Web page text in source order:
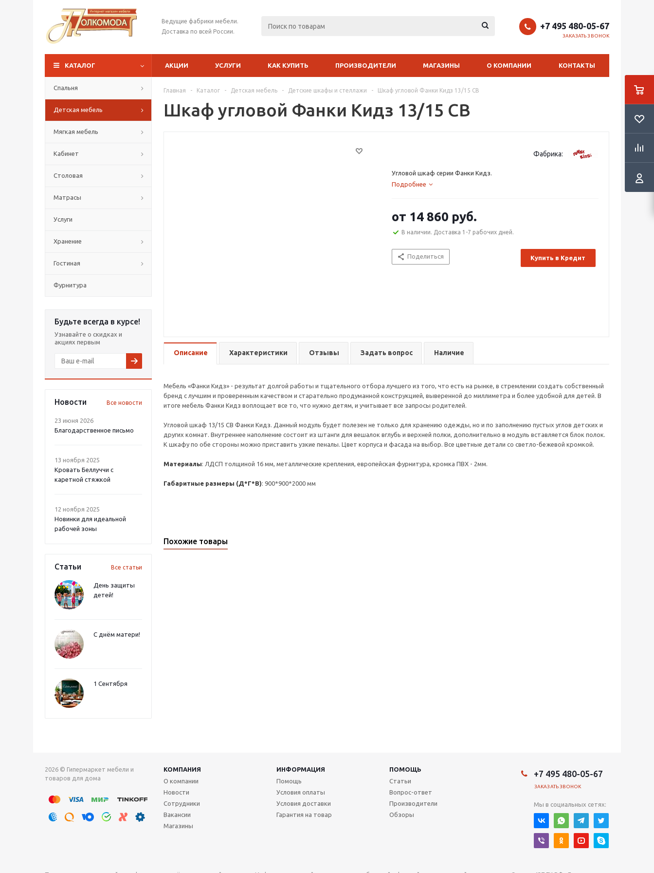
Ведущие фабрики мебели.
Доставка по всей России.
+7 495 480-05-67
ЗАКАЗАТЬ ЗВОНОК
КАТАЛОГ АКЦИИ УСЛУГИ КАК КУПИТЬ ПРОИЗВОДИТЕЛИ МАГАЗИНЫ О КОМПАНИИ КОНТАКТЫ
Спальня
Детская мебель
Мягкая мебель
Кабинет
Столовая
Матрасы
Услуги
Хранение
Гостиная
Фурнитура
Будьте всегда в курсе!
Узнавайте о скидках и
акциях первым
Новости Все новости
23 июня 2026
Благодарственное письмо
13 ноября 2025
Кровать Беллуччи с
каретной стяжкой
12 ноября 2025
Новинки для идеальной
рабочей зоны
Статьи Все статьи
День защиты
детей!
С днём матери!
1 Сентября
Главная - Каталог - Детская мебель - Детские шкафы и стеллажи - Шкаф угловой Фанки Кидз 13/15 СВ
Шкаф угловой Фанки Кидз 13/15 СВ
Фабрика:
Угловой шкаф серии Фанки Кидз.
Подробнее
от 14 860 руб.
В наличии. Доставка 1-7 рабочих дней.
Поделиться Купить в Кредит
Описание Характеристики Отзывы Задать вопрос Наличие
Мебель «Фанки Кидз» - результат долгой работы и тщательного отбора лучшего из того, что есть на рынке, в стремлении создать собственный
бренд с лучшим и проверенным качеством и старательно продуманной конструкцией, выверенной до миллиметра и более удобной для детей. В
итоге мебель Фанки Кидз воплощает все то, что нужно детям, и учитывает все запросы родителей.
Угловой шкаф 13/15 СВ Фанки Кидз. Данный модуль будет полезен не только для хранению одежды, но и по заполнению пустых углов детских и
других комнат. Внутреннее наполнение состоит из штанги для вешалок вглубь и верхней полки, дополнительно в модуль вставляется блок полок.
К шкафу по обе стороны можно приставить узкие пеналы. Цвет корпуса и фасада на выбор. Все цветные детали со светло-бежевой кромкой.
Материалы: ЛДСП толщиной 16 мм, металлические крепления, европейская фурнитура, кромка ПВХ - 2мм.
Габаритные размеры (Д*Г*В): 900*900*2000 мм
Похожие товары
2026 © Гипермаркет мебели и
товаров для дома
КОМПАНИЯ ИНФОРМАЦИЯ
ПОМОЩЬ
О компании
Новости
Сотрудники
Вакансии
Магазины
Помощь
Условия оплаты
Условия доставки
Гарантия на товар
Статьи
Вопрос-ответ
Производители
Обзоры
+7 495 480-05-67
ЗАКАЗАТЬ ЗВОНОК
Мы в социальных сетях: